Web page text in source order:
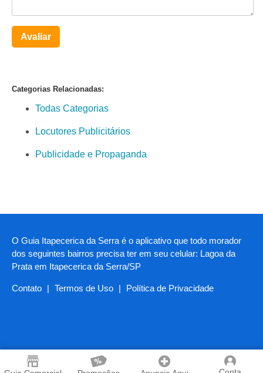
Avaliar
Categorias Relacionadas:
Todas Categorias
Locutores Publicitários
Publicidade e Propaganda
O Guia Itapecerica da Serra é o aplicativo que todo morador
dos seguintes bairros precisa ter em seu celular: Lagoa da
Prata em Itapecerica da Serra/SP
Contato | Termos de Uso | Política de Privacidade